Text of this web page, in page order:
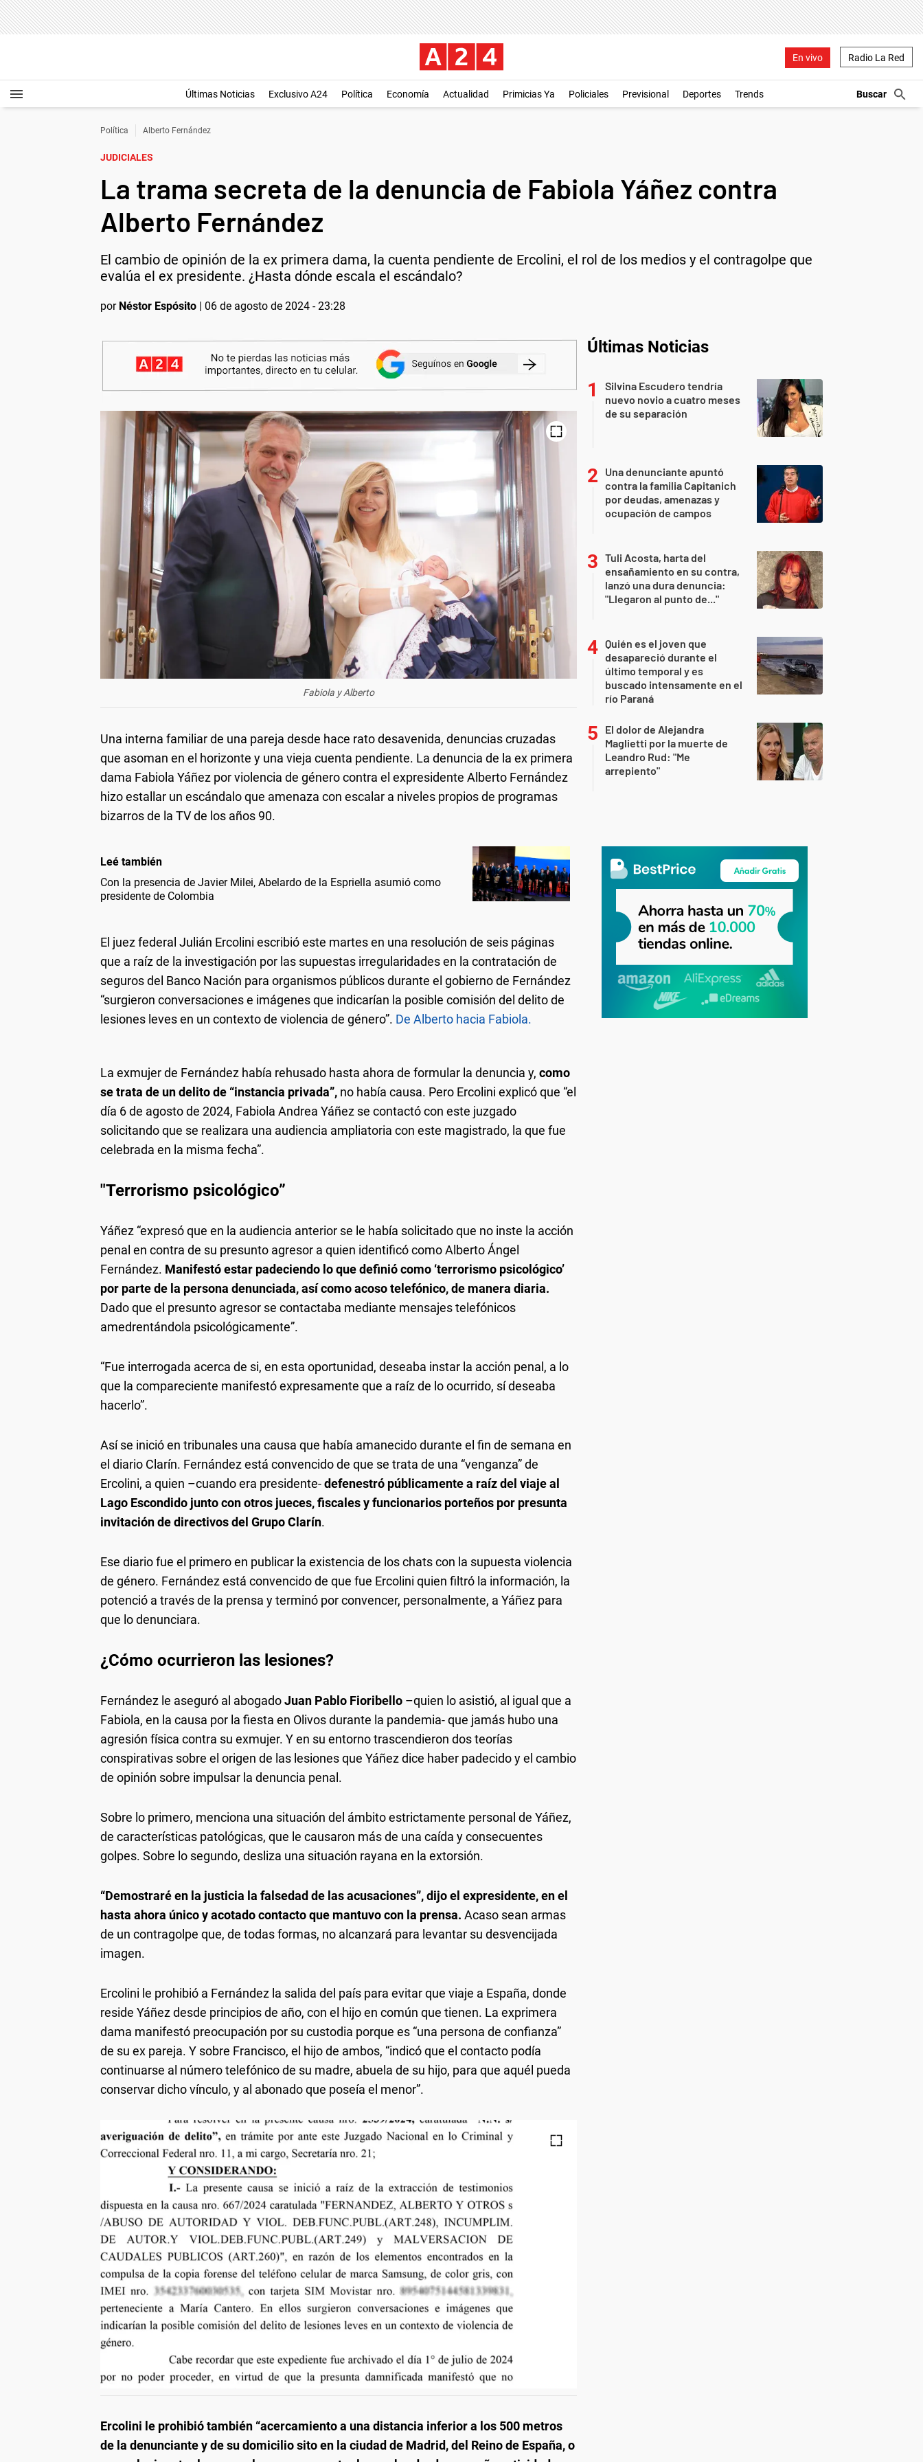
En vivo Radio La Red
Últimas Noticias Exclusivo A24 Política Economía Actualidad Primicias Ya Policiales Previsional Deportes Trends
Política Alberto Fernández
JUDICIALES
La trama secreta de la denuncia de Fabiola Yáñez contra
Alberto Fernández
El cambio de opinión de la ex primera dama, la cuenta pendiente de Ercolini, el rol de los medios y el contragolpe que
evalúa el ex presidente. ¿Hasta dónde escala el escándalo?
por Néstor Espósito | 06 de agosto de 2024 - 23:28
Fabiola y Alberto
Una interna familiar de una pareja desde hace rato desavenida, denuncias cruzadas
que asoman en el horizonte y una vieja cuenta pendiente. La denuncia de la ex primera
dama Fabiola Yáñez por violencia de género contra el expresidente Alberto Fernández
hizo estallar un escándalo que amenaza con escalar a niveles propios de programas
bizarros de la TV de los años 90.
Leé también
Con la presencia de Javier Milei, Abelardo de la Espriella asumió como
presidente de Colombia
El juez federal Julián Ercolini escribió este martes en una resolución de seis páginas
que a raíz de la investigación por las supuestas irregularidades en la contratación de
seguros del Banco Nación para organismos públicos durante el gobierno de Fernández
“surgieron conversaciones e imágenes que indicarían la posible comisión del delito de
lesiones leves en un contexto de violencia de género”. De Alberto hacia Fabiola.
La exmujer de Fernández había rehusado hasta ahora de formular la denuncia y, como
se trata de un delito de “instancia privada”, no había causa. Pero Ercolini explicó que “el
día 6 de agosto de 2024, Fabiola Andrea Yáñez se contactó con este juzgado
solicitando que se realizara una audiencia ampliatoria con este magistrado, la que fue
celebrada en la misma fecha”.
"Terrorismo psicológico”
Yáñez “expresó que en la audiencia anterior se le había solicitado que no inste la acción
penal en contra de su presunto agresor a quien identificó como Alberto Ángel
Fernández. Manifestó estar padeciendo lo que definió como ‘terrorismo psicológico’
por parte de la persona denunciada, así como acoso telefónico, de manera diaria.
Dado que el presunto agresor se contactaba mediante mensajes telefónicos
amedrentándola psicológicamente”.
“Fue interrogada acerca de si, en esta oportunidad, deseaba instar la acción penal, a lo
que la compareciente manifestó expresamente que a raíz de lo ocurrido, sí deseaba
hacerlo”.
Así se inició en tribunales una causa que había amanecido durante el fin de semana en
el diario Clarín. Fernández está convencido de que se trata de una “venganza” de
Ercolini, a quien –cuando era presidente-defenestró públicamente a raíz del viaje al
Lago Escondido junto con otros jueces, fiscales y funcionarios porteños por presunta
invitación de directivos del Grupo Clarín.
Ese diario fue el primero en publicar la existencia de los chats con la supuesta violencia
de género. Fernández está convencido de que fue Ercolini quien filtró la información, la
potenció a través de la prensa y terminó por convencer, personalmente, a Yáñez para
que lo denunciara.
¿Cómo ocurrieron las lesiones?
Fernández le aseguró al abogadoJuan Pablo Fioribello –quien lo asistió, al igual que a
Fabiola, en la causa por la fiesta en Olivos durante la pandemia- que jamás hubo una
agresión física contra su exmujer. Y en su entorno trascendieron dos teorías
conspirativas sobre el origen de las lesiones que Yáñez dice haber padecido y el cambio
de opinión sobre impulsar la denuncia penal.
Sobre lo primero, menciona una situación del ámbito estrictamente personal de Yáñez,
de características patológicas, que le causaron más de una caída y consecuentes
golpes. Sobre lo segundo, desliza una situación rayana en la extorsión.
“Demostraré en la justicia la falsedad de las acusaciones”, dijo el expresidente, en el
hasta ahora único y acotado contacto que mantuvo con la prensa. Acaso sean armas
de un contragolpe que, de todas formas, no alcanzará para levantar su desvencijada
imagen.
Ercolini le prohibió a Fernández la salida del país para evitar que viaje a España, donde
reside Yáñez desde principios de año, con el hijo en común que tienen. La exprimera
dama manifestó preocupación por su custodia porque es “una persona de confianza”
de su ex pareja. Y sobre Francisco, el hijo de ambos, “indicó que el contacto podía
continuarse al número telefónico de su madre, abuela de su hijo, para que aquél pueda
conservar dicho vínculo, y al abonado que poseía el menor”.
Ercolini le prohibió también “acercamiento a una distancia inferior a los 500 metros
de la denunciante y de su domicilio sito en la ciudad de Madrid, del Reino de España, o
Últimas Noticias
Silvina Escudero tendría
nuevo novio a cuatro meses
de su separación
Una denunciante apuntó
contra la familia Capitanich
por deudas, amenazas y
ocupación de campos
Tuli Acosta, harta del
ensañamiento en su contra,
lanzó una dura denuncia:
"Llegaron al punto de..."
Quién es el joven que
desapareció durante el
último temporal y es
buscado intensamente en el
río Paraná
El dolor de Alejandra
Maglietti por la muerte de
Leandro Rud: "Me
arrepiento"